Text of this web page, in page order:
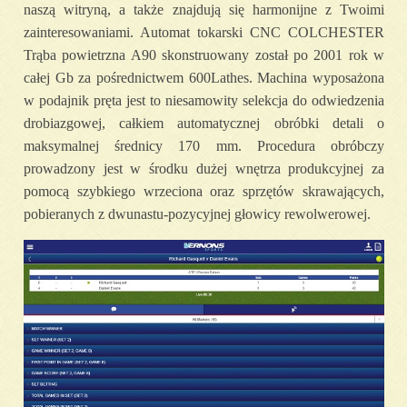
naszą witryną, a także znajdują się harmonijne z Twoimi
zainteresowaniami. Automat tokarski CNC COLCHESTER
Trąba powietrzna A90 skonstruowany został po 2001 rok w
całej Gb za pośrednictwem 600Lathes. Machina wyposażona
w podajnik pręta jest to niesamowity selekcja do odwiedzenia
drobiazgowej, całkiem automatycznej obróbki detali o
maksymalnej średnicy 170 mm. Procedura obróbczy
prowadzony jest w środku dużej wnętrza produkcyjnej za
pomocą szybkiego wrzeciona oraz sprzętów skrawających,
pobieranych z dwunastu-pozycyjnej głowicy rewolwerowej.